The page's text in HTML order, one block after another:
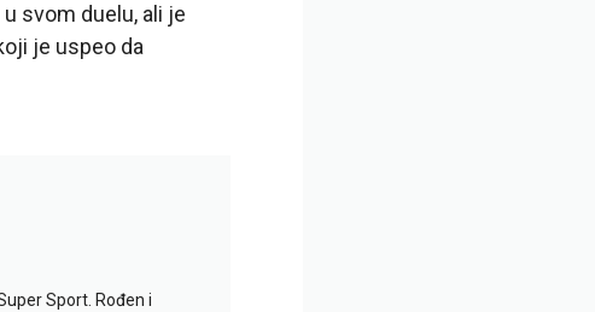
svom duelu, ali je
je uspeo da
Sport. Rođen i